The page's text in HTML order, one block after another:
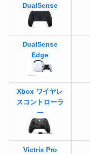
DualSense
DualSense
Edge
Xbox ワイヤレ
スコントローラ
ー
Victrix Pro